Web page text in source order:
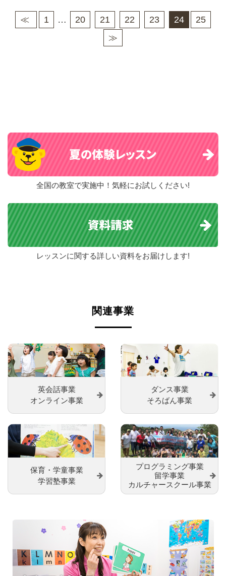
≪ 1 … 20 21 22 23 24
25
≫
全国の教室で実施中！気軽にお試しください!
レッスンに関する詳しい資料をお届けします!
関連事業
英会話事業
オンライン事業
ダンス事業
そろばん事業
保育・学童事業
学習塾事業
プログラミング事業
留学事業
カルチャースクール事業